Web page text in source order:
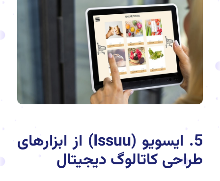
5. ایسویو (Issuu) از ابزارهای
طراحی کاتالوگ دیجیتال